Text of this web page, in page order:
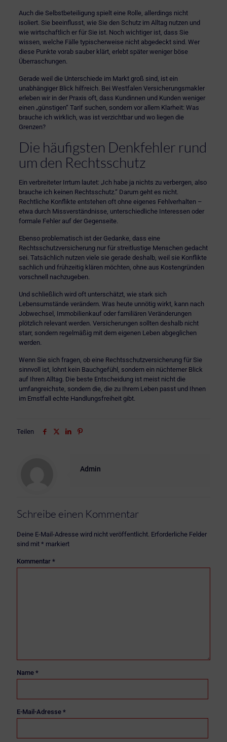
Auch die Selbstbeteiligung spielt eine Rolle, allerdings nicht
isoliert. Sie beeinflusst, wie Sie den Schutz im Alltag nutzen und
wie wirtschaftlich er für Sie ist. Noch wichtiger ist, dass Sie
wissen, welche Fälle typischerweise nicht abgedeckt sind. Wer
diese Punkte vorab sauber klärt, erlebt später weniger böse
Überraschungen.
Gerade weil die Unterschiede im Markt groß sind, ist ein
unabhängiger Blick hilfreich. Bei Westfalen Versicherungsmakler
erleben wir in der Praxis oft, dass Kundinnen und Kunden weniger
einen „günstigen“ Tarif suchen, sondern vor allem Klarheit: Was
brauche ich wirklich, was ist verzichtbar und wo liegen die
Grenzen?
Die häufigsten Denkfehler rund
um den Rechtsschutz
Ein verbreiteter Irrtum lautet: „Ich habe ja nichts zu verbergen, also
brauche ich keinen Rechtsschutz.“ Darum geht es nicht.
Rechtliche Konflikte entstehen oft ohne eigenes Fehlverhalten –
etwa durch Missverständnisse, unterschiedliche Interessen oder
formale Fehler auf der Gegenseite.
Ebenso problematisch ist der Gedanke, dass eine
Rechtsschutzversicherung nur für streitlustige Menschen gedacht
sei. Tatsächlich nutzen viele sie gerade deshalb, weil sie Konflikte
sachlich und frühzeitig klären möchten, ohne aus Kostengründen
vorschnell nachzugeben.
Und schließlich wird oft unterschätzt, wie stark sich
Lebensumstände verändern. Was heute unnötig wirkt, kann nach
Jobwechsel, Immobilienkauf oder familiären Veränderungen
plötzlich relevant werden. Versicherungen sollten deshalb nicht
starr, sondern regelmäßig mit dem eigenen Leben abgeglichen
werden.
Wenn Sie sich fragen, ob eine Rechtsschutzversicherung für Sie
sinnvoll ist, lohnt kein Bauchgefühl, sondern ein nüchterner Blick
auf Ihren Alltag. Die beste Entscheidung ist meist nicht die
umfangreichste, sondern die, die zu Ihrem Leben passt und Ihnen
im Ernstfall echte Handlungsfreiheit gibt.
Teilen
Admin
Schreibe einen Kommentar
Deine E-Mail-Adresse wird nicht veröffentlicht. Erforderliche Felder
sind mit * markiert
Kommentar *
Name *
E-Mail-Adresse *